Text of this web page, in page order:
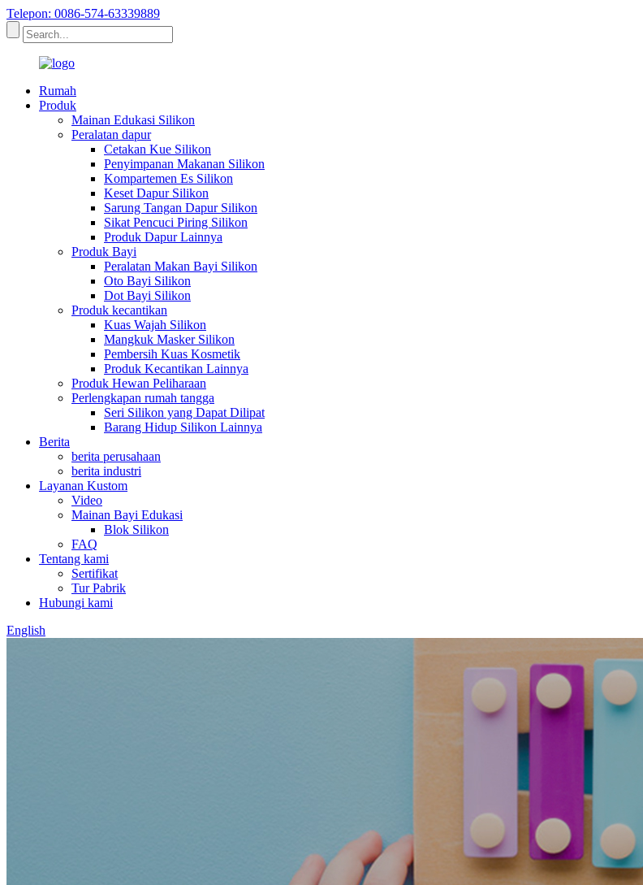
Telepon: 0086-574-63339889
Rumah
Produk
Mainan Edukasi Silikon
Peralatan dapur
Cetakan Kue Silikon
Penyimpanan Makanan Silikon
Kompartemen Es Silikon
Keset Dapur Silikon
Sarung Tangan Dapur Silikon
Sikat Pencuci Piring Silikon
Produk Dapur Lainnya
Produk Bayi
Peralatan Makan Bayi Silikon
Oto Bayi Silikon
Dot Bayi Silikon
Produk kecantikan
Kuas Wajah Silikon
Mangkuk Masker Silikon
Pembersih Kuas Kosmetik
Produk Kecantikan Lainnya
Produk Hewan Peliharaan
Perlengkapan rumah tangga
Seri Silikon yang Dapat Dilipat
Barang Hidup Silikon Lainnya
Berita
berita perusahaan
berita industri
Layanan Kustom
Video
Mainan Bayi Edukasi
Blok Silikon
FAQ
Tentang kami
Sertifikat
Tur Pabrik
Hubungi kami
English